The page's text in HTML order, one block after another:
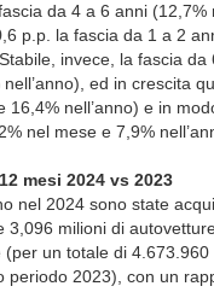
da 4 a 6 anni (12,7%
p.p. la fascia da 1 a 2
invece, la fascia
ed in crescita
16,4% nell’anno) e in
nel mese e 7,9%
mesi 2024 vs 2023
nel 2024 sono state
3,096 milioni di
un totale di 4.673.960
periodo 2023), con un